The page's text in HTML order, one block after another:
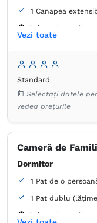
1 Canapea
Balcon / terasă
Proprie -
Dulap Umeraș
Coș de gunoi
Aer condiţionat
Hârtie igienică
Vezi toate
Standard
Selectați datele
vedea prețurile
Cameră de
Dormitor
1 Pat de o
1 Pat dublu
Balcon / terasă